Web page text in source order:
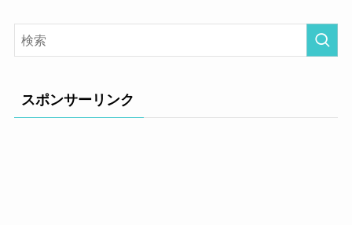
スポンサーリンク